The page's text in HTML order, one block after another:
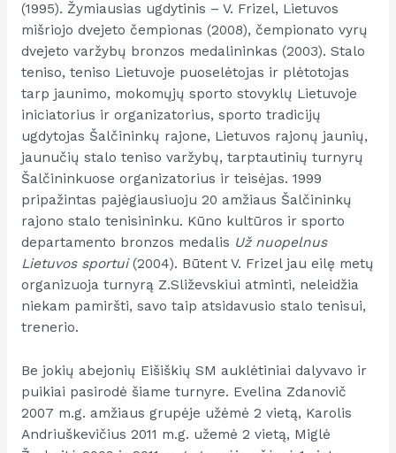
(1995). Žymiausias ugdytinis – V. Frizel, Lietuvos
mišriojo dvejeto čempionas (2008), čempionato vyrų
dvejeto varžybų bronzos medalininkas (2003). Stalo
teniso, teniso Lietuvoje puoselėtojas ir plėtotojas
tarp jaunimo, mokomųjų sporto stovyklų Lietuvoje
iniciatorius ir organizatorius, sporto tradicijų
ugdytojas Šalčininkų rajone, Lietuvos rajonų jaunių,
jaunučių stalo teniso varžybų, tarptautinių turnyrų
Šalčininkuose organizatorius ir teisėjas. 1999
pripažintas pajėgiausiuoju 20 amžiaus Šalčininkų
rajono stalo tenisininku. Kūno kultūros ir sporto
departamento bronzos medalis Už nuopelnus
Lietuvos sportui(2004). Būtent V. Frizel jau eilę metų
organizuoja turnyrą Z.Sliževskiui atminti, neleidžia
niekam pamiršti, savo taip atsidavusio stalo tenisui,
trenerio.
Be jokių abejonių Eišiškių SM auklėtiniai dalyvavo ir
puikiai pasirodė šiame turnyre. Evelina Zdanovič
2007 m.g. amžiaus grupėje užėmė 2 vietą, Karolis
Andriuškevičius 2011 m.g. užemė 2 vietą, Miglė